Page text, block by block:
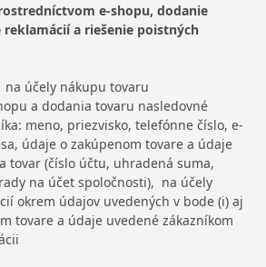
e-shopu, dodanie
a riešenie poistných
účely nákupu tovaru
a dodania tovaru nasledovné
meno, priezvisko, telefónne číslo, e-
údaje o zakúpenom tovare a údaje
tovar (číslo účtu, uhradená suma,
na účet spoločnosti), na účely
okrem údajov uvedených v bode (i) aj
tovare a údaje uvedené zákazníkom